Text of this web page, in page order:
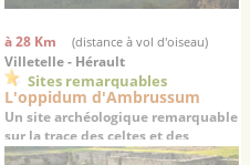
à 28 Km (distance à vol d'oiseau)
Villetelle - Hérault
Sites remarquables
L'oppidum d'Ambrussum
Un site archéologique remarquable
sur la trace des celtes et des
romains